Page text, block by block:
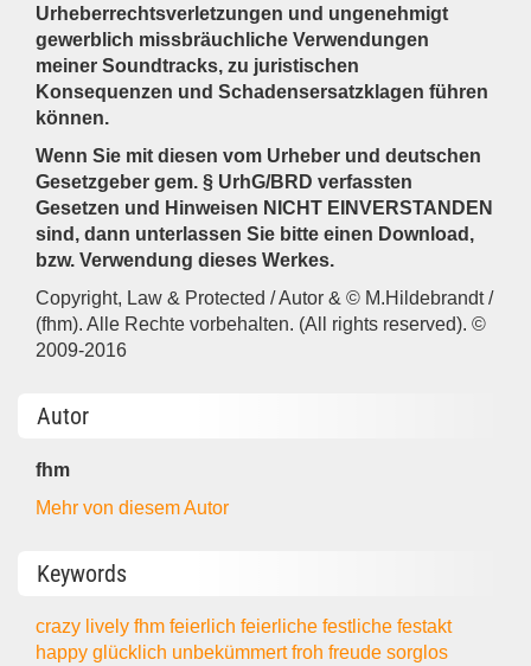
Urheberrechtsverletzungen und ungenehmigt
gewerblich missbräuchliche Verwendungen
meiner Soundtracks, zu juristischen
Konsequenzen und Schadensersatzklagen führen
können.
Wenn Sie mit diesen vom Urheber und deutschen
Gesetzgeber gem. § UrhG/BRD verfassten
Gesetzen und Hinweisen NICHT EINVERSTANDEN
sind, dann unterlassen Sie bitte einen Download,
bzw. Verwendung dieses Werkes.
Copyright, Law & Protected / Autor & © M.Hildebrandt /
(fhm). Alle Rechte vorbehalten. (All rights reserved). ©
2009-2016
Autor
fhm
Mehr von diesem Autor
Keywords
crazy livelyfhmfeierlichfeierlichefestlichefestakt
happyglücklich unbekümmertfrohfreudesorglos